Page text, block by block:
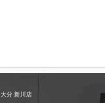
大分 新川店